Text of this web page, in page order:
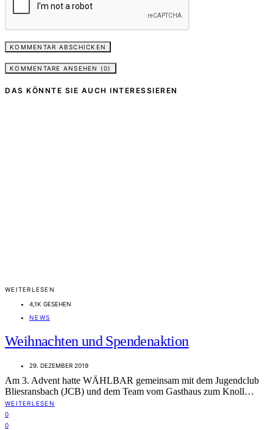
KOMMENTARE ANSEHEN (0)
DAS KÖNNTE SIE AUCH INTERESSIEREN
WEITERLESEN
4,1K GESEHEN
NEWS
Weihnachten und Spendenaktion
29. DEZEMBER 2019
Am 3. Advent hatte WÄHLBAR gemeinsam mit dem Jugendclub
Bliesransbach (JCB) und dem Team vom Gasthaus zum Knoll…
WEITERLESEN
0
0